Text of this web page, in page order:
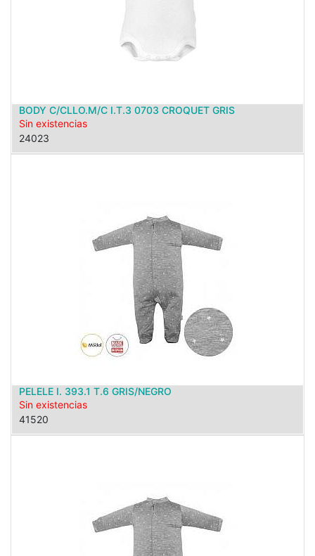
BODY C/CLLO.M/C I.T.3 0703 CROQUET GRIS
Sin existencias
24023
PELELE I. 393.1 T.6 GRIS/NEGRO
Sin existencias
41520